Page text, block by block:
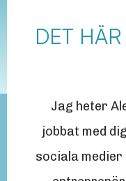
DET
Jag heter
jobbat med
sociala medier